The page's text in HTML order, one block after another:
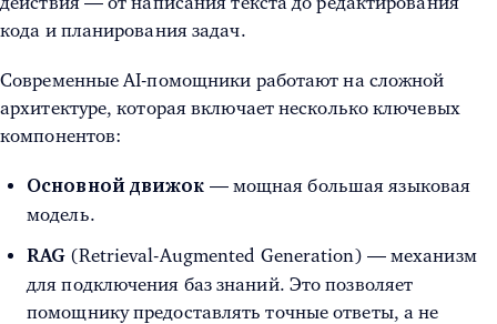
кода и планирования задач.
Современные AI-помощники работают на сложной
архитектуре, которая включает несколько ключевых
компонентов:
Основной движок — мощная большая языковая
модель.
RAG (Retrieval-Augmented Generation) — механизм
для подключения баз знаний. Это позволяет
помощнику предоставлять точные ответы, а не